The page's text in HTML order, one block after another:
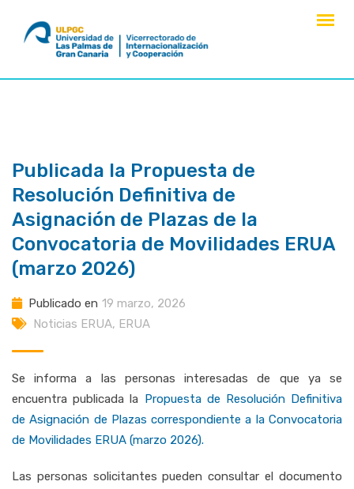
Publicada la Propuesta de
Resolución Definitiva de
Asignación de Plazas de la
Convocatoria de Movilidades ERUA
(marzo 2026)
Publicado en 19 marzo, 2026
Noticias ERUA, ERUA
Se informa a las personas interesadas de que ya se
encuentra publicada la Propuesta de Resolución Definitiva
de Asignación de Plazas correspondiente a la Convocatoria
de Movilidades ERUA (marzo 2026).
Las personas solicitantes pueden consultar el documento